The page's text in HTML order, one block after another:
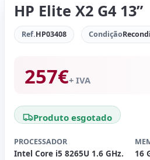
HP Elite X2 G4 13”
Ref.HP03408 Condição
257€+ IVA
Produto esgotado
PROCESSADOR
Intel Core i5 8265U 1.6 GHz. 16